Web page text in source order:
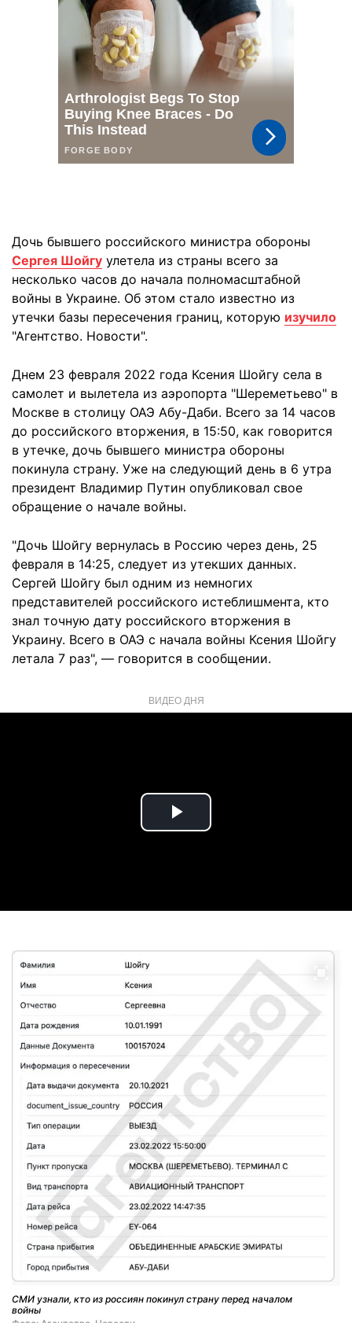
Дочь бывшего российского министра обороны
Сергея Шойгу улетела из страны всего за
несколько часов до начала полномасштабной
войны в Украине. Об этом стало известно из
утечки базы пересечения границ, которую изучило
"Агентство. Новости".
Днем 23 февраля 2022 года Ксения Шойгу села в
самолет и вылетела из аэропорта "Шереметьево" в
Москве в столицу ОАЭ Абу-Даби. Всего за 14 часов
до российского вторжения, в 15:50, как говорится
в утечке, дочь бывшего министра обороны
покинула страну. Уже на следующий день в 6 утра
президент Владимир Путин опубликовал свое
обращение о начале войны.
"Дочь Шойгу вернулась в Россию через день, 25
февраля в 14:25, следует из утекших данных.
Сергей Шойгу был одним из немногих
представителей российского истеблишмента, кто
знал точную дату российского вторжения в
Украину. Всего в ОАЭ с начала войны Ксения Шойгу
летала 7 раз", — говорится в сообщении.
ВИДЕО ДНЯ
Play
СМИ узнали, кто из россиян покинул страну перед началом
войны